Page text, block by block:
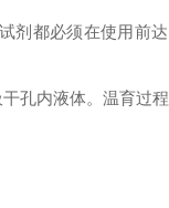
剂都必须在使用前
孔内液体。温育过程